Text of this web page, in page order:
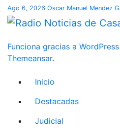
Ago 6, 2026 Oscar Manuel Mendez
Funciona gracias a WordPress
Themeansar.
Inicio
Destacadas
Judicial